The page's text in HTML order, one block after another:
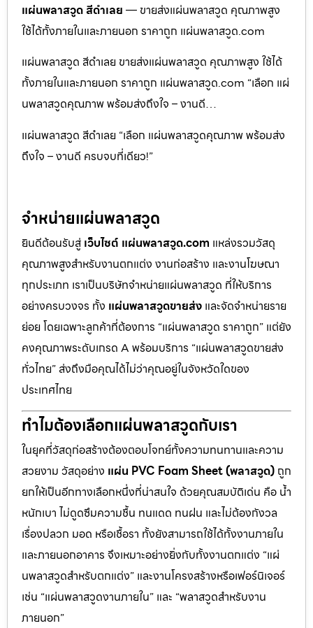
แผ่นพลาสวูด สีดำเลย — ขายส่งแผ่นพลาสวูด คุณภาพสูง
ใช้ได้ทั้งภายในและภายนอก ราคาถูก แผ่นพลาสวูด.com
แผ่นพลาสวูด สีดำเลย ขายส่งแผ่นพลาสวูด คุณภาพสูง ใช้ได้
ทั้งภายในและภายนอก ราคาถูก แผ่นพลาสวูด.com “เลือก แผ่
นพลาสวูดคุณภาพ พร้อมส่งถึงใจ – งานดี…
แผ่นพลาสวูด สีดำเลย “เลือก แผ่นพลาสวูดคุณภาพ พร้อมส่ง
ถึงใจ – งานดี ครบจบที่เดียว!”
จำหน่ายแผ่นพลาสวูด
ยินดีต้อนรับสู่ เว็บไซต์ แผ่นพลาสวูด.com แหล่งรวมวัสดุ
คุณภาพสูงสำหรับงานตกแต่ง งานก่อสร้าง และงานโฆษณา
ทุกประเภท เราเป็นบริษัทจำหน่ายแผ่นพลาสวูด ที่ให้บริการ
อย่างครบวงจร ทั้ง แผ่นพลาสวูดขายส่ง และจัดจำหน่ายราย
ย่อย โดยเฉพาะลูกค้าที่ต้องการ “แผ่นพลาสวูด ราคาถูก” แต่ยัง
คงคุณภาพระดับเกรด A พร้อมบริการ “แผ่นพลาสวูดขายส่ง
ทั่วไทย” ส่งถึงมือคุณได้ไม่ว่าคุณอยู่ในจังหวัดใดของ
ประเทศไทย
ทำไมต้องเลือกแผ่นพลาสวูดกับเรา
ในยุคที่วัสดุก่อสร้างต้องตอบโจทย์ทั้งความทนทานและความ
สวยงาม วัสดุอย่าง แผ่น PVC Foam Sheet (พลาสวูด) ถูก
ยกให้เป็นอีกทางเลือกหนึ่งที่น่าสนใจ ด้วยคุณสมบัติเด่น คือ น้ำ
หนักเบา ไม่ดูดซึมความชื้น ทนแดด ทนฝน และไม่ต้องกังวล
เรื่องปลวก มอด หรือเชื้อรา ทั้งยังสามารถใช้ได้ทั้งงานภายใน
และภายนอกอาคาร จึงเหมาะอย่างยิ่งกับทั้งงานตกแต่ง “แผ่
นพลาสวูดสำหรับตกแต่ง” และงานโครงสร้างหรือเฟอร์นิเจอร์
เช่น “แผ่นพลาสวูดงานภายใน” และ “พลาสวูดสำหรับงาน
ภายนอก”